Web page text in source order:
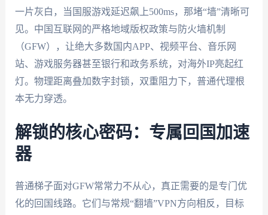
一片灰白，当国服游戏延迟飙上500ms，那堵“墙”清晰可
见。中国互联网的严格地域版权政策与防火墙机制
（GFW），让绝大多数国内APP、视频平台、音乐网
站、游戏服务器甚至银行和政务系统，对海外IP亮起红
灯。物理距离叠加数字封锁，双重阻力下，普通代理根
本无力穿透。
解锁的核心密码：专属回国加速
器
普通梯子面对GFW常常力不从心，真正需要的是专门优
化的回国线路。它们与常规“翻墙”VPN方向相反，目标